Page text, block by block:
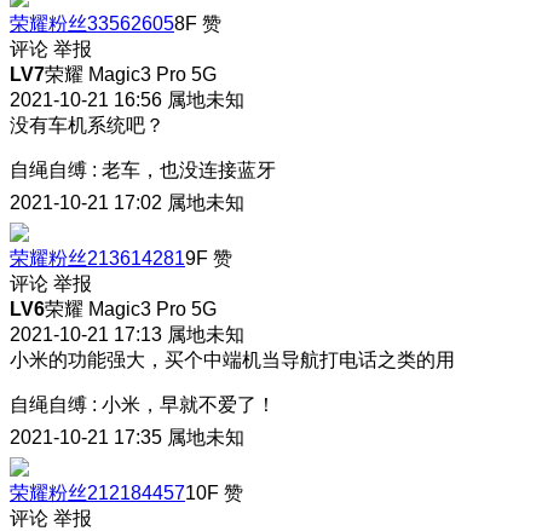
荣耀粉丝335626058F 赞
评论 举报
LV7荣耀 Magic3 Pro 5G
2021-10-21 16:56 属地未知
没有车机系统吧？
自绳自缚 : 老车，也没连接蓝牙
2021-10-21 17:02 属地未知
荣耀粉丝2136142819F 赞
评论 举报
LV6荣耀 Magic3 Pro 5G
2021-10-21 17:13 属地未知
小米的功能强大，买个中端机当导航打电话之类的用
自绳自缚 : 小米，早就不爱了！
2021-10-21 17:35 属地未知
荣耀粉丝21218445710F 赞
评论 举报